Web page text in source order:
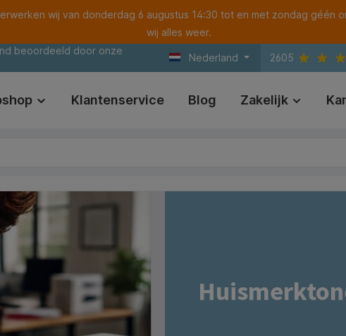
wij van donderdag 6 augustus 14:30 tot en met zondag géén
wij alles weer.
beoordeeld door onze
Nederland 2605
Klantenservice Blog Zakelijk